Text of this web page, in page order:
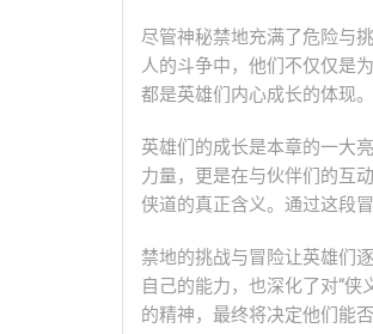
尽管神秘禁地充满了危险与
人的斗争中，他们不仅仅是
都是英雄们内心成长的体现
英雄们的成长是本章的一大
力量，更是在与伙伴们的互
侠道的真正含义。通过这段
禁地的挑战与冒险让英雄们
自己的能力，也深化了对“
的精神，最终将决定他们能